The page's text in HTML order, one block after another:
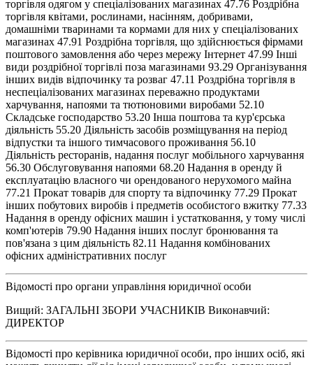
торгівля одягом у спеціалізованих магазинах 47.76 Роздрібна
торгівля квітами, рослинами, насінням, добривами,
домашніми тваринами та кормами для них у спеціалізованих
магазинах 47.91 Роздрібна торгівля, що здійснюється фірмами
поштового замовлення або через мережу Інтернет 47.99 Інші
види роздрібної торгівлі поза магазинами 93.29 Організування
інших видів відпочинку та розваг 47.11 Роздрібна торгівля в
неспеціалізованих магазинах переважно продуктами
харчування, напоями та тютюновими виробами 52.10
Складське господарство 53.20 Інша поштова та кур'єрська
діяльність 55.20 Діяльність засобів розміщування на період
відпустки та іншого тимчасового проживання 56.10
Діяльність ресторанів, надання послуг мобільного харчування
56.30 Обслуговування напоями 68.20 Надання в оренду й
експлуатацію власного чи орендованого нерухомого майна
77.21 Прокат товарів для спорту та відпочинку 77.29 Прокат
інших побутових виробів і предметів особистого вжитку 77.33
Надання в оренду офісних машин і устатковання, у тому числі
комп'ютерів 79.90 Надання інших послуг бронювання та
пов'язана з цим діяльність 82.11 Надання комбінованих
офісних адміністративних послуг
Відомості про органи управління юридичної особи
Вищий: ЗАГАЛЬНІ ЗБОРИ УЧАСНИКІВ Виконавчий:
ДИРЕКТОР
Відомості про керівника юридичної особи, про інших осіб, які